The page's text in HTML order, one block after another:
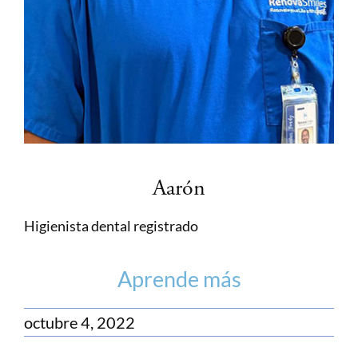
Aarón
Higienista dental registrado
Aprende más
octubre 4, 2022